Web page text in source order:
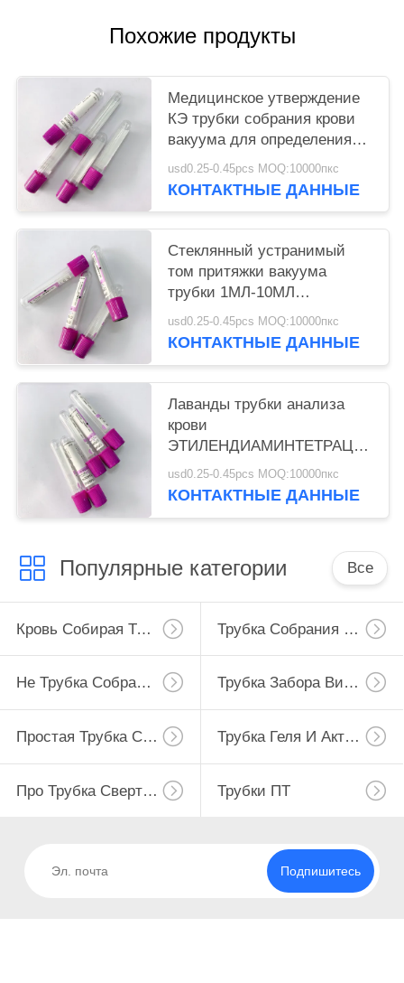
Похожие продукты
Медицинское утверждение
КЭ трубки собрания крови
вакуума для определения
Г-6-ПД
usd0.25-0.45pcs MOQ:10000пкс
КОНТАКТНЫЕ ДАННЫЕ
Стеклянный устранимый
том притяжки вакуума
трубки 1МЛ-10МЛ
ЭТИЛЕНДИАМИНТЕТРАЦЕТАТА
точный
usd0.25-0.45pcs MOQ:10000пкс
КОНТАКТНЫЕ ДАННЫЕ
Лаванды трубки анализа
крови
ЭТИЛЕНДИАМИНТЕТРАЦЕТАТА
ЭРЫ К2 ПП трубка крови
мини пурпурная верхняя
usd0.25-0.45pcs MOQ:10000пкс
КОНТАКТНЫЕ ДАННЫЕ
Популярные категории Все
Кровь Собирая Трубку Трубка Собрания Крови Вакуума
Не Трубка Собрания Крови Вакуума Трубка Забора Вируса
Простая Трубка Собрания Крови Трубка Геля И Активатора Сгустка Крови
Про Трубка Свертывания Трубки ПТ
Подпишитесь